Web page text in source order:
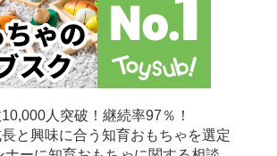
人突破！継続率97％！
と興味に合う知育おもちゃを選定